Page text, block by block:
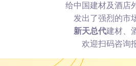
给中国建材及酒店
发出了强烈的市
新天总代建材、
欢迎扫码咨询